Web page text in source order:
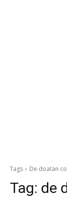
Tags De doatan
Tag: de